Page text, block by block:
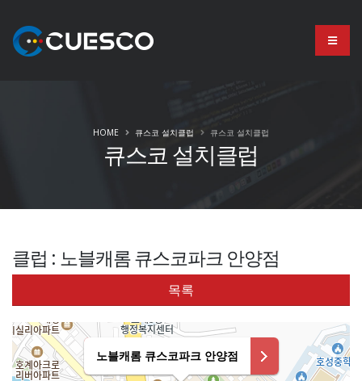
큐스코 설치클럽
HOME 큐스코 설치클럽 큐스코 설치클럽
클럽 : 노블캐롬 큐스코파크 안양점
목록
노블캐롬 큐스코파크 안양점